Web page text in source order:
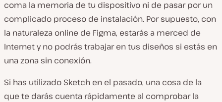
coma la memoria de tu dispositivo ni de pasar por un
complicado proceso de instalación. Por supuesto, con
la naturaleza online de Figma, estarás a merced de
Internet y no podrás trabajar en tus diseños si estás en
una zona sin conexión.
Si has utilizado Sketch en el pasado, una cosa de la
que te darás cuenta rápidamente al comprobar la